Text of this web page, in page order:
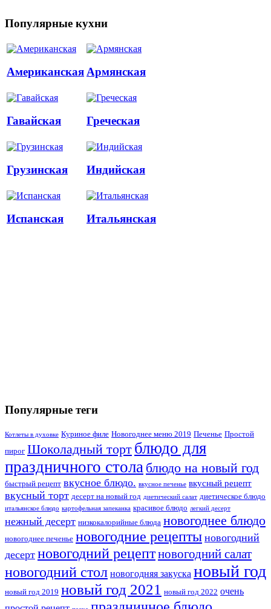
Популярные кухни
АмериканскаяАрмянская
Гавайская Греческая
Грузинская Индийская
Испанская Итальянская
Популярные теги
Котлеты в духовке Куриное филе Новогоднее меню 2019 Печенье Простой
пирог Шоколадный торт блюдо для
праздничного стола блюдо на новый год
быстрый рецепт вкусное блюдо. вкусное печенье вкусный рецепт
вкусный торт десерт на новый год диетический салат диетическое блюдо
итальянское блюдо картофельная запеканка красивое блюдо легкий десерт
нежный десерт низкокалорийные блюда новогоднее блюдо
новогоднее печенье новогодние рецепты новогодний
десерт новогодний рецептновогодний салат
новогодний стол новогодняя закуска новый год
новый год 2019 новый год 2021 новый год 2022 очень